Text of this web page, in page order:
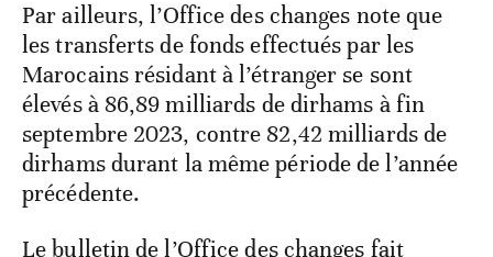
Par ailleurs, l’Office des changes note que
les transferts de fonds effectués par les
Marocains résidant à l’étranger se sont
élevés à 86,89 milliards de dirhams à fin
septembre 2023, contre 82,42 milliards de
dirhams durant la même période de l’année
précédente.
Le bulletin de l’Office des changes fait